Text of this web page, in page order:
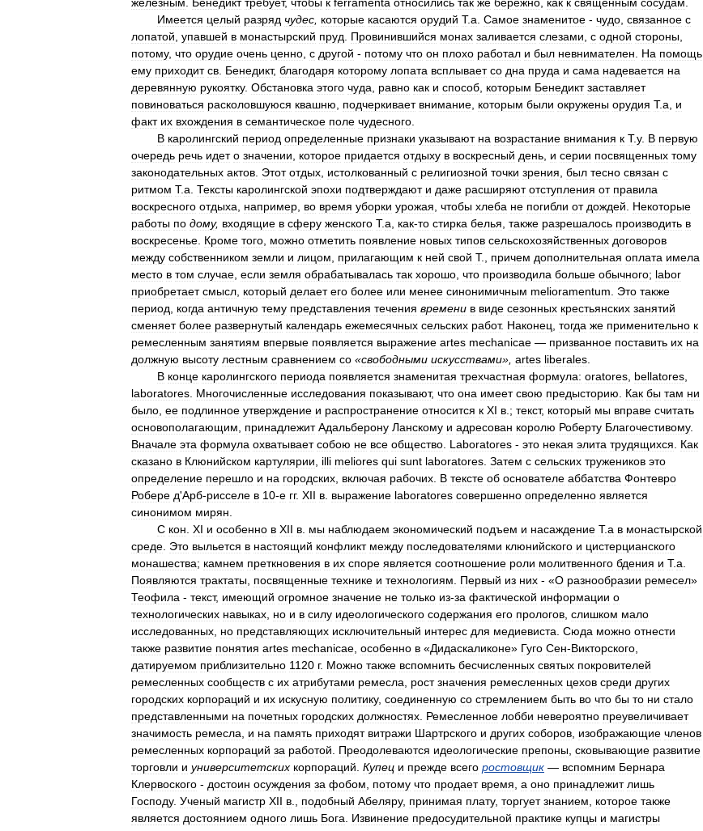
Имеется целый разряд чудес которые касаются орудий Т.а Самое знаменитое - чудо связанное с
лопатой упавшей в монастырский пруд Провинившийся монах заливается слезами с одной стороны
потому, что орудие очень ценно с другой - потому что он плохо работал и был невнимателен На помощь
ему приходит св Бенедикт, благодаря которому лопата всплывает со дна пруда и сама надевается на
деревянную рукоятку. Обстановка этого чуда равно как и способ которым Бенедикт заставляет
повиноваться расколовшуюся квашню подчеркивает внимание которым были окружены орудия Т.а
и
факт их вхождения в семантическое поле чудесного
В каролингский период определенные признаки указывают на возрастание внимания к Т.у. В первую
очередь речь идет о значении которое придается отдыху в воскресный день и серии посвященных тому
законодательных актов Этот отдых истолкованный с религиозной точки зрения был тесно связан с
ритмом Т.а Тексты каролингской эпохи подтверждают и даже расширяют отступления от правила
воскресного отдыха например во время уборки урожая чтобы хлеба не погибли от дождей
Некоторые
работы по дому, входящие в сферу женского Т.а как-то стирка белья также разрешалось производить в
воскресенье Кроме того можно отметить появление новых типов сельскохозяйственных договоров
между собственником земли и лицом прилагающим к ней свой Т., причем дополнительная оплата имела
место в том случае если земля обрабатывалась так хорошо что производила больше обычного; labor
приобретает смысл который делает его более или менее синонимичным melioramentum Это также
период
когда античную тему представления течения времени в виде сезонных крестьянских занятий
сменяет более развернутый календарь ежемесячных сельских работ. Наконец тогда же применительно к
ремесленным занятиям впервые появляется выражение artes mechanicae — призванное поставить их на
должную высоту лестным сравнением со «свободными искусствами», artes liberales
В конце каролингского периода появляется знаменитая трехчастная формула: oratores bellatores
laboratores Многочисленные исследования показывают, что она имеет свою предысторию Как бы там ни
было ее подлинное утверждение и распространение относится к XI в .; текст, который мы вправе считать
основополагающим
принадлежит Адальберону Ланскому и адресован королю Роберту Благочестивому.
Вначале эта формула охватывает собою не все общество Laboratores - это некая элита трудящихся
Как
сказано в Клюнийском картулярии illi meliores qui sunt laboratores Затем с сельских тружеников это
определение перешло и на городских включая рабочих В тексте об основателе аббатства Фонтевро
Робере д'Арб-рисселе в 10-е гг. XII в выражение laboratores совершенно определенно является
синонимом мирян
С кон XI и особенно в XII в мы наблюдаем экономический подъем и насаждение Т.а в монастырской
среде Это выльется в настоящий конфликт между последователями клюнийского и цистерцианского
монашества; камнем преткновения в их споре является соотношение роли молитвенного бдения и Т.а
Появляются трактаты посвященные технике и технологиям Первый из них - «О разнообразии ремесел»
Теофила - текст, имеющий огромное значение не только из-за фактической информации о
технологических навыках но и в силу идеологического содержания его прологов слишком мало
исследованных но представляющих исключительный интерес для медиевиста Сюда можно отнести
также развитие понятия artes mechanicae особенно в «Дидаскаликоне» Гуго Сен-Викторского
датируемом приблизительно 1120 г. Можно также вспомнить бесчисленных святых покровителей
ремесленных сообществ с их атрибутами ремесла рост значения ремесленных цехов среди других
городских корпораций и их искусную политику, соединенную со стремлением быть во что бы то ни стало
представленными на почетных городских должностях Ремесленное лобби невероятно преувеличивает
значимость ремесла и на память приходят витражи Шартрского и других соборов изображающие членов
ремесленных корпораций за работой Преодолеваются идеологические препоны сковывающие развитие
торговли и университетских корпораций Купец и прежде всего ростовщик — вспомним Бернара
Клервоского - достоин осуждения за фобом потому что продает время а оно принадлежит лишь
Господу. Ученый магистр XII в подобный Абеляру, принимая плату, торгует знанием которое также
является достоянием одного лишь Бога Извинение предосудительной практике купцы и магистры